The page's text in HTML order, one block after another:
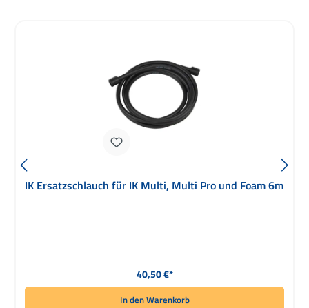
IK Ersatzschlauch für IK Multi, Multi Pro und Foam 6m
Regulärer Preis:
40,50 €*
In den Warenkorb